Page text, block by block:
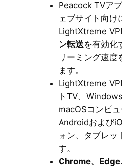
Peacock TVア
ェブサイト向け
LightXtreme
ン転送を有効化
リーミング速度
ます。
LightXtreme
トTV、
macOSコンピュ
Androidおよび
ォン、タブレッ
す。
Chrome、